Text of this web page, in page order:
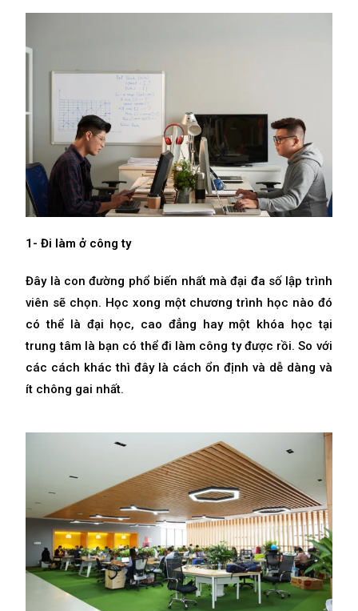
1- Đi làm ở công ty
Đây là con đường phổ biến nhất mà đại đa số lập trình
viên sẽ chọn. Học xong một chương trình học nào đó
có thể là đại học, cao đẳng hay một khóa học tại
trung tâm là bạn có thể đi làm công ty được rồi. So với
các cách khác thì đây là cách ổn định và dễ dàng và
ít chông gai nhất.